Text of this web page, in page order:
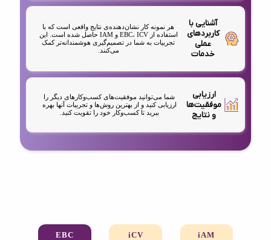
آشنایی با
کاربردهای
عملی
خدمات
هر نمونه کار نشان‌دهنده‌ی نتایج واقعی است که با
استفاده از EBC، ICV و IAM حاصل شده است. این
تجربیات به شما در تصمیم‌گیری هوشمندانه‌تر کمک
می‌کنند.
ارزیابی
موفقیت‌ها
و نتایج
شما می‌توانید موفقیت‌های کسب‌وکارهای دیگر را
ارزیابی کنید و از بهترین روش‌ها و تجربیات آنها بهره
ببرید تا کسب‌وکار خود را تقویت کنید.
iAM
iCV
EBC